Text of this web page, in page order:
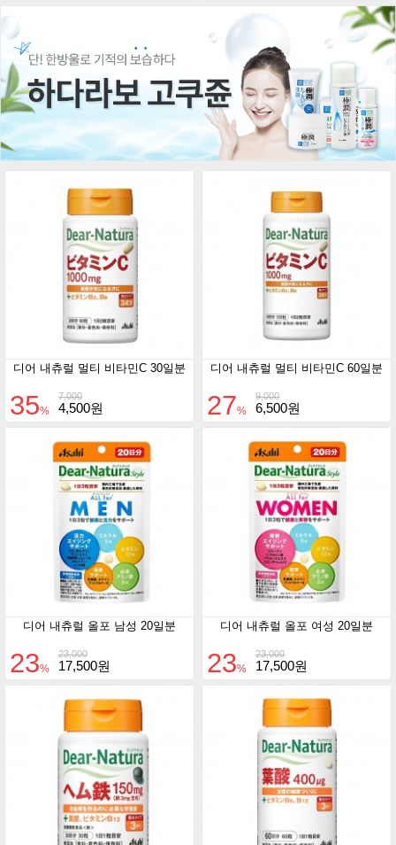
디어 내츄럴 멀티 비타민C 30일분
7,000
35% 4,500원
디어 내츄럴 멀티 비타민C 60일분
9,000
27% 6,500원
디어 내츄럴 올포 남성 20일분
23,000
23% 17,500원
디어 내츄럴 올포 여성 20일분
23,000
23% 17,500원